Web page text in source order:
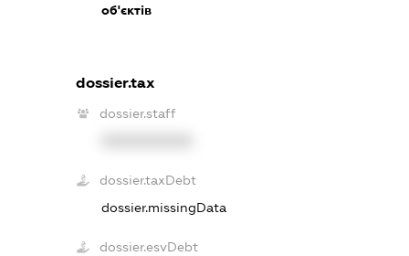
об'єктів
dossier.tax
dossier.staff
dossier.taxDebt
dossier.missingData
dossier.esvDebt